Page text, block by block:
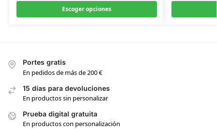
Escoger opciones
Portes gratis
En pedidos de más de 200 €
15 días para devoluciones
En productos sin personalizar
Prueba digital gratuita
En productos con personalización